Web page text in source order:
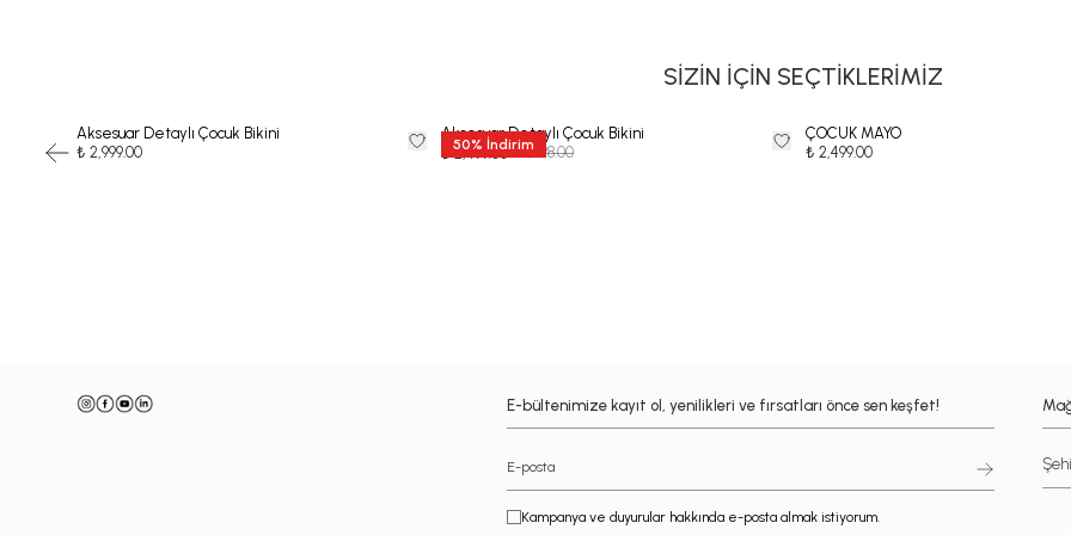
SİZİN İÇİN SEÇTİKLERİMİZ
Aksesuar Detaylı Çocuk Bikini
₺ 2,999.00
50% İndirim
Aksesuar Detaylı Çocuk Bikini
₺ 2,499.00₺ 4,998.00
ÇOCUK MAYO
₺ 2,499.00
E-bültenimize kayıt ol, yenilikleri ve fırsatları önce sen keşfet!
Kampanya ve duyurular hakkında e-posta almak istiyorum.